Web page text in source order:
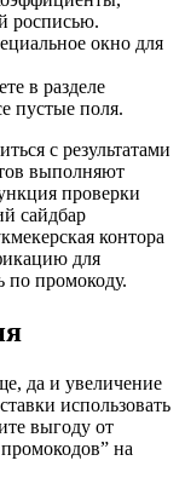
росписью.
окно для
в разделе
пустые поля.
с результатами
выполняют
проверки
сайдбар
контора
для
по промокоду.
да и увеличение
использовать
выгоду от
на